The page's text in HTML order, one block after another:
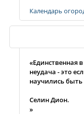
Календарь
«Единственная
неудача - это
научились
Селин Дион.
»